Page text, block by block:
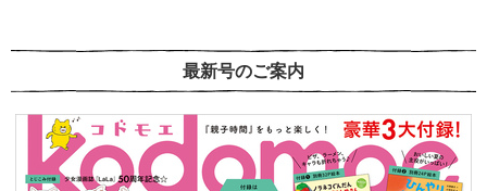
最新号のご案内